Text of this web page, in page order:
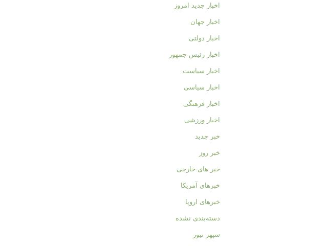
اخبار جدید امروز
اخبار جهان
اخبار دولتی
اخبار رئیس جمهور
اخبار سیاست
اخبار سیاسی
اخبار فرهنگی
اخبار ورزشی
خبر جدید
خبر روز
خبر های خارجی
خبرهای آمریکا
خبرهای اروپا
دسته‌بندی نشده
سپهر نیوز